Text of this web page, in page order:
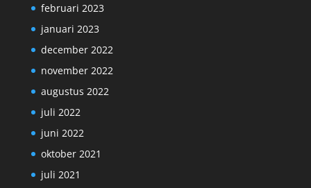
februari 2023
januari 2023
december 2022
november 2022
augustus 2022
juli 2022
juni 2022
oktober 2021
juli 2021